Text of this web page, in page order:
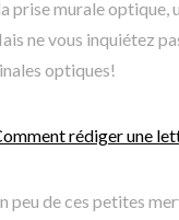
prise murale optique,
ne vous inquiétez
optiques!
rédiger une
peu de ces petites